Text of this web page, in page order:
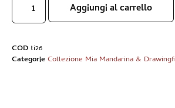
Aggiungi al carrello
CODti26
CategorieCollezione Mia Mandarina &